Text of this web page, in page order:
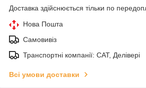
Доставка здійснюється тільки по
Нова Пошта
Самовивіз
Транспортні компанії: САТ, Делівері
Всі умови доставки